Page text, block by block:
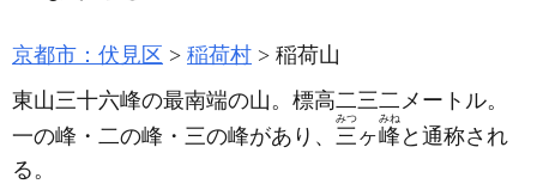
京都市：伏見区 稲荷村
稲荷山
東山三十六峰の最南端の山。標高二三二メートル。
一の峰・二の峰・三の峰があり、 三
みつ
ヶ峰
みね
と通称され
る。